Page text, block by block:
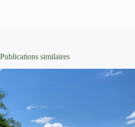
Publications similaires